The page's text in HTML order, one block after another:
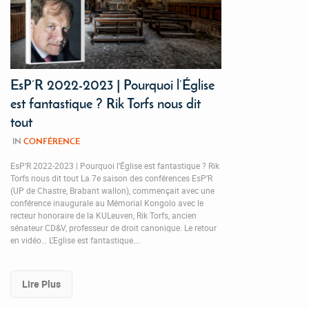
EsP’R 2022-2023 | Pourquoi l’Église
est fantastique ? Rik Torfs nous dit
tout
IN CONFÉRENCE
EsP’R 2022-2023 | Pourquoi l’Église est fantastique ? Rik
Torfs nous dit tout La 7e saison des conférences EsP’R
(UP de Chastre, Brabant wallon), commençait avec une
conférence inaugurale au Mémorial Kongolo avec le
recteur honoraire de la KULeuven, Rik Torfs, ancien
sénateur CD&V, professeur de droit canonique. Le retour
en vidéo… L’Eglise est fantastique….
Lire Plus